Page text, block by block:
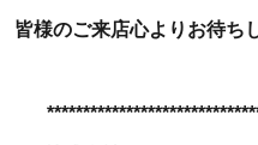
皆様のご来店心よりお待ち